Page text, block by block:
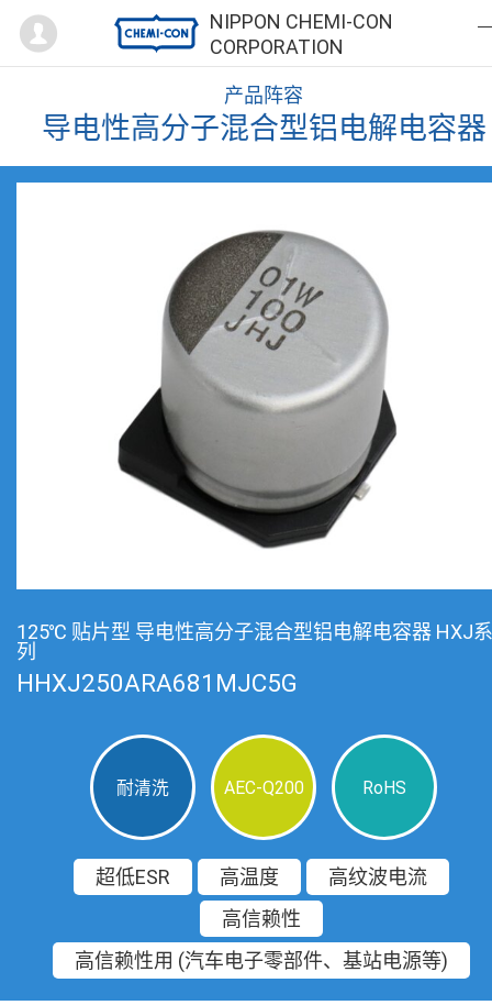
NIPPON CHEMI-CON
CORPORATION
Mypage
产品阵容
导电性高分子混合型铝电解电容器
125℃ 贴片型 导电性高分子混合型铝电解电容器 HXJ系
列
HHXJ250ARA681MJC5G
耐清洗 AEC-Q200 RoHS
超低ESR 高温度
高纹波电流
高信赖性
高信赖性用 (汽车电子零部件、基站电源等)